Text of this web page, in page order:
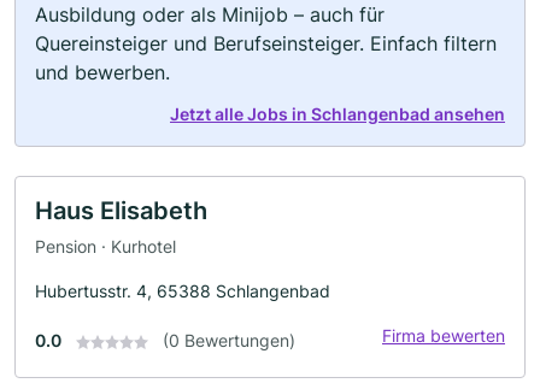
Ausbildung oder als Minijob – auch für
Quereinsteiger und Berufseinsteiger. Einfach filtern
und bewerben.
Jetzt alle Jobs in Schlangenbad ansehen
Haus Elisabeth
Pension · Kurhotel
Hubertusstr. 4, 65388 Schlangenbad
0.0 (0 Bewertungen) Firma bewerten